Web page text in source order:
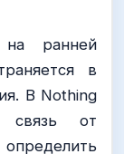
на ранней
в
В Nothing
связь от
определить